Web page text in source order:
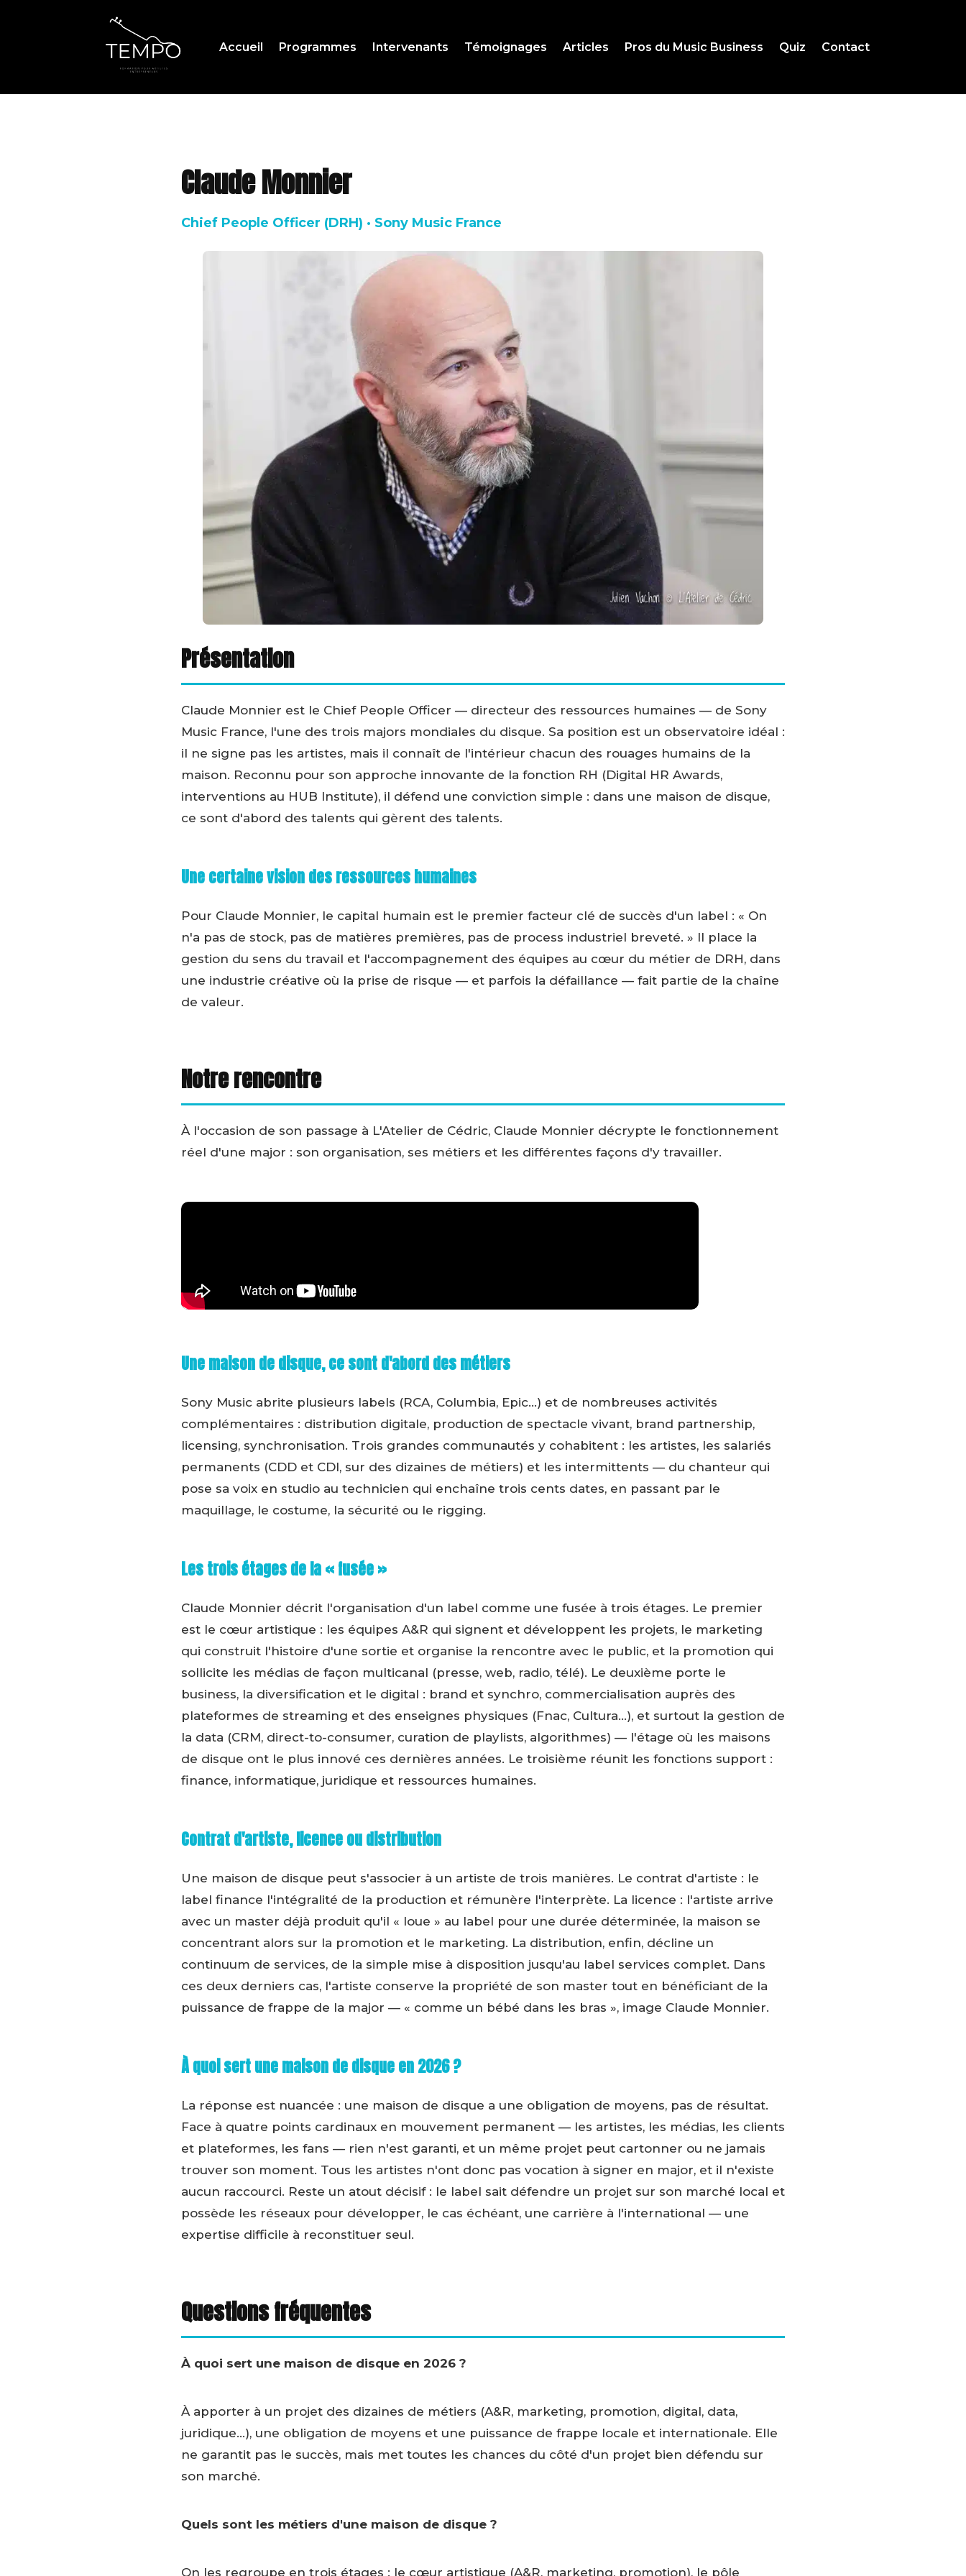
Accueil Programmes Intervenants Témoignages Articles Pros du Music Business Quiz Contact
Claude Monnier
Chief People Officer (DRH) · Sony Music France
Présentation
Claude Monnier est le Chief People Officer — directeur des ressources humaines — de Sony
Music France, l'une des trois majors mondiales du disque. Sa position est un observatoire idéal :
il ne signe pas les artistes, mais il connaît de l'intérieur chacun des rouages humains de la
maison. Reconnu pour son approche innovante de la fonction RH (Digital HR Awards,
interventions au HUB Institute), il défend une conviction simple : dans une maison de disque,
ce sont d'abord des talents qui gèrent des talents.
Une certaine vision des ressources humaines
Pour Claude Monnier, le capital humain est le premier facteur clé de succès d'un label : « On
n'a pas de stock, pas de matières premières, pas de process industriel breveté. » Il place la
gestion du sens du travail et l'accompagnement des équipes au cœur du métier de DRH, dans
une industrie créative où la prise de risque — et parfois la défaillance — fait partie de la chaîne
de valeur.
Notre rencontre
À l'occasion de son passage à L'Atelier de Cédric, Claude Monnier décrypte le fonctionnement
réel d'une major : son organisation, ses métiers et les différentes façons d'y travailler.
Une maison de disque, ce sont d'abord des métiers
Sony Music abrite plusieurs labels (RCA, Columbia, Epic…) et de nombreuses activités
complémentaires : distribution digitale, production de spectacle vivant, brand partnership,
licensing, synchronisation. Trois grandes communautés y cohabitent : les artistes, les salariés
permanents (CDD et CDI, sur des dizaines de métiers) et les intermittents — du chanteur qui
pose sa voix en studio au technicien qui enchaîne trois cents dates, en passant par le
maquillage, le costume, la sécurité ou le rigging.
Les trois étages de la « fusée »
Claude Monnier décrit l'organisation d'un label comme une fusée à trois étages. Le premier
est le cœur artistique : les équipes A&R qui signent et développent les projets, le marketing
qui construit l'histoire d'une sortie et organise la rencontre avec le public, et la promotion qui
sollicite les médias de façon multicanal (presse, web, radio, télé). Le deuxième porte le
business, la diversification et le digital : brand et synchro, commercialisation auprès des
plateformes de streaming et des enseignes physiques (Fnac, Cultura…), et surtout la gestion de
la data (CRM, direct-to-consumer, curation de playlists, algorithmes) — l'étage où les maisons
de disque ont le plus innové ces dernières années. Le troisième réunit les fonctions support :
finance, informatique, juridique et ressources humaines.
Contrat d'artiste, licence ou distribution
Une maison de disque peut s'associer à un artiste de trois manières. Le contrat d'artiste : le
label finance l'intégralité de la production et rémunère l'interprète. La licence : l'artiste arrive
avec un master déjà produit qu'il « loue » au label pour une durée déterminée, la maison se
concentrant alors sur la promotion et le marketing. La distribution, enfin, décline un
continuum de services, de la simple mise à disposition jusqu'au label services complet. Dans
ces deux derniers cas, l'artiste conserve la propriété de son master tout en bénéficiant de la
puissance de frappe de la major — « comme un bébé dans les bras », image Claude Monnier.
À quoi sert une maison de disque en 2026 ?
La réponse est nuancée : une maison de disque a une obligation de moyens, pas de résultat.
Face à quatre points cardinaux en mouvement permanent — les artistes, les médias, les clients
et plateformes, les fans — rien n'est garanti, et un même projet peut cartonner ou ne jamais
trouver son moment. Tous les artistes n'ont donc pas vocation à signer en major, et il n'existe
aucun raccourci. Reste un atout décisif : le label sait défendre un projet sur son marché local et
possède les réseaux pour développer, le cas échéant, une carrière à l'international — une
expertise difficile à reconstituer seul.
Questions fréquentes
À quoi sert une maison de disque en 2026 ?
À apporter à un projet des dizaines de métiers (A&R, marketing, promotion, digital, data,
juridique…), une obligation de moyens et une puissance de frappe locale et internationale. Elle
ne garantit pas le succès, mais met toutes les chances du côté d'un projet bien défendu sur
son marché.
Quels sont les métiers d'une maison de disque ?
On les regroupe en trois étages : le cœur artistique (A&R, marketing, promotion), le pôle